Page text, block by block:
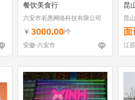
餐饮美食行
六安市若愚网络科技有限公司
￥ 3000.00/个
安徽-六安市
昆
昆
司
面
江